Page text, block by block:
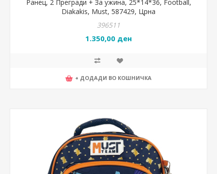
Ранец, 2 Прегради + За ужина, 25*14*36, Football,
Diakakis, Must, 587429, Црна
396511
1.350,00 ден
+ ДОДАДИ ВО КОШНИЧКА